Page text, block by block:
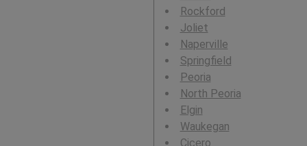
Rockford
Joliet
Naperville
Springfield
Peoria
North Peoria
Elgin
Waukegan
Cicero